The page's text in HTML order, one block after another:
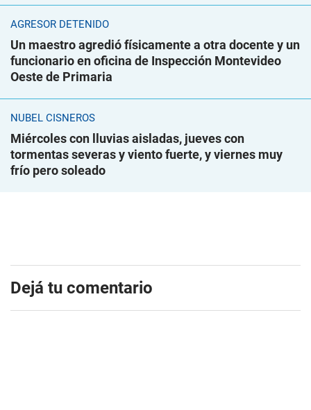
AGRESOR DETENIDO
Un maestro agredió físicamente a otra docente y un
funcionario en oficina de Inspección Montevideo
Oeste de Primaria
NUBEL CISNEROS
Miércoles con lluvias aisladas, jueves con
tormentas severas y viento fuerte, y viernes muy
frío pero soleado
Dejá tu comentario